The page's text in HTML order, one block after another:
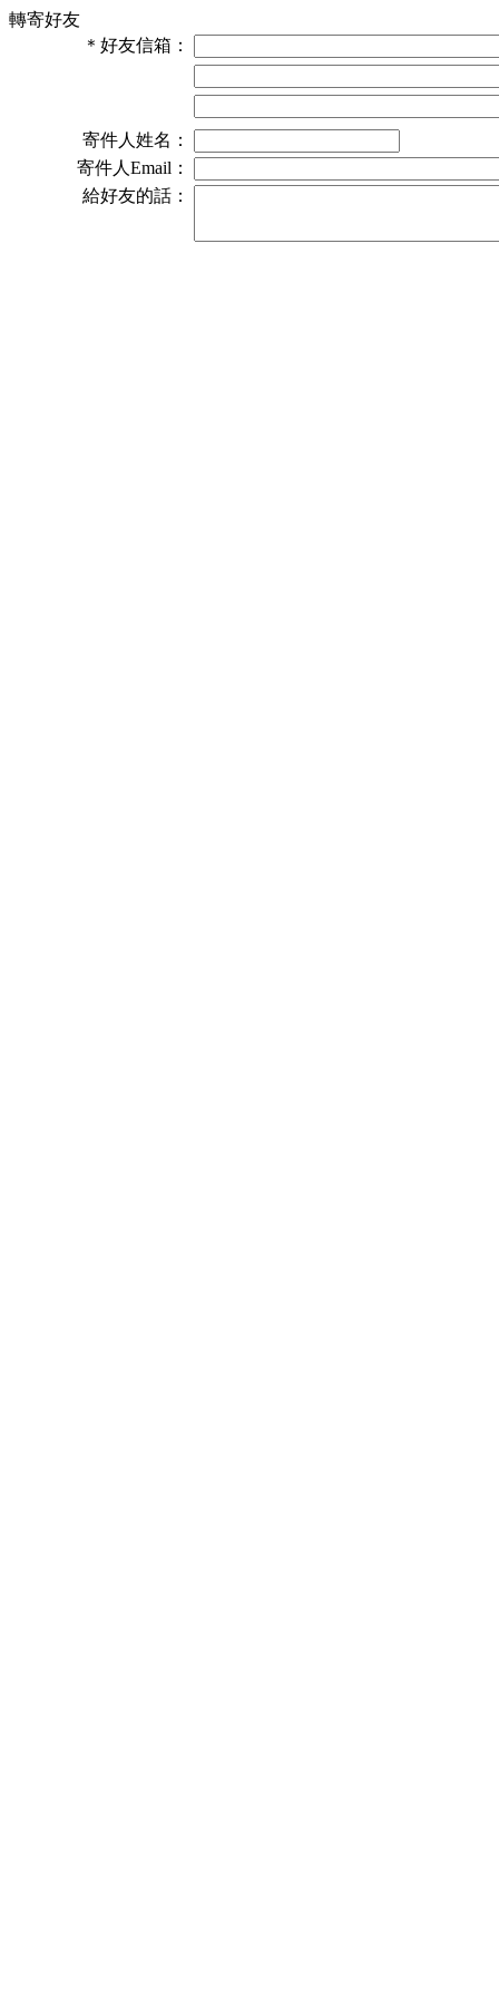
轉寄好友
＊ 好友信箱：
寄件人姓名：
寄件人Email：
給好友的話：